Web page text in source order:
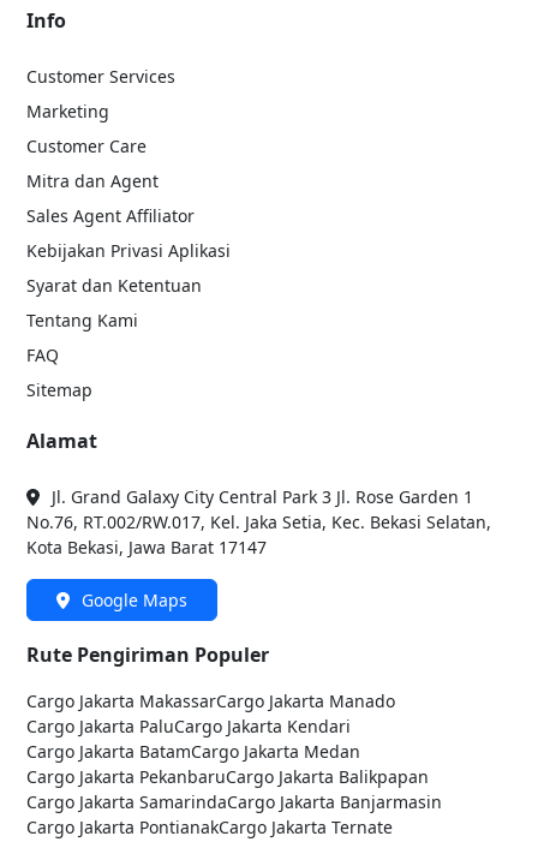
Info
Customer Services
Marketing
Customer Care
Mitra dan Agent
Sales Agent Affiliator
Kebijakan Privasi Aplikasi
Syarat dan Ketentuan
Tentang Kami
FAQ
Sitemap
Alamat
Jl. Grand Galaxy City Central Park 3 Jl. Rose Garden 1
No.76, RT.002/RW.017, Kel. Jaka Setia, Kec. Bekasi Selatan,
Kota Bekasi, Jawa Barat 17147
Google Maps
Rute Pengiriman Populer
Cargo Jakarta MakassarCargo Jakarta Manado
Cargo Jakarta PaluCargo Jakarta Kendari
Cargo Jakarta BatamCargo Jakarta Medan
Cargo Jakarta PekanbaruCargo Jakarta Balikpapan
Cargo Jakarta SamarindaCargo Jakarta Banjarmasin
Cargo Jakarta PontianakCargo Jakarta Ternate